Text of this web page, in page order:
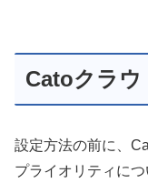
Catoクラウ
設定方法の前に、
プライオリティにつ